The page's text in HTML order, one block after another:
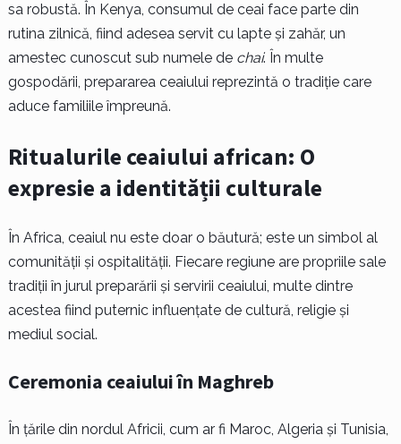
sa robustă. În Kenya, consumul de ceai face parte din
rutina zilnică, fiind adesea servit cu lapte și zahăr, un
amestec cunoscut sub numele de chai. În multe
gospodării, prepararea ceaiului reprezintă o tradiție care
aduce familiile împreună.
Ritualurile ceaiului african: O
expresie a identității culturale
În Africa, ceaiul nu este doar o băutură; este un simbol al
comunității și ospitalității. Fiecare regiune are propriile sale
tradiții în jurul preparării și servirii ceaiului, multe dintre
acestea fiind puternic influențate de cultură, religie și
mediul social.
Ceremonia ceaiului în Maghreb
În țările din nordul Africii, cum ar fi Maroc, Algeria și Tunisia,